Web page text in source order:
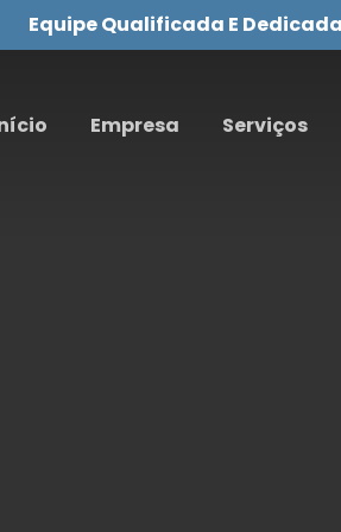
Equipe Qualificada E
Empresa Serviços